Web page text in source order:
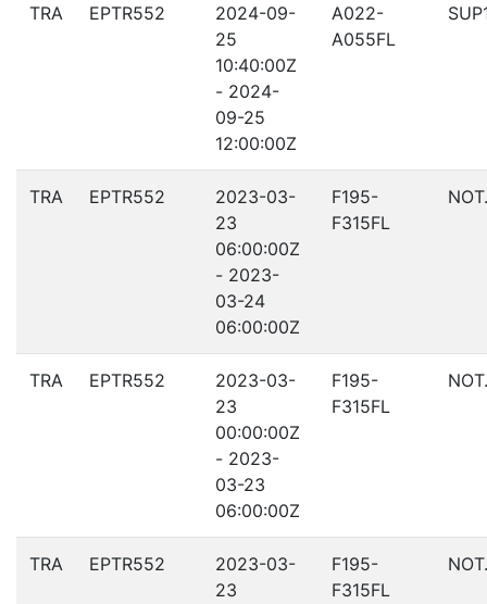
TRA EPTR552
2024-09-
25
10:40:00Z
- 2024-
09-25
12:00:00Z
A022-
A055FL
TRA EPTR552
2023-03-
23
06:00:00Z
- 2023-
03-24
06:00:00Z
F195-
F315FL
TRA EPTR552
2023-03-
23
00:00:00Z
- 2023-
03-23
06:00:00Z
F195-
F315FL
TRA EPTR552
2023-03-
23
F195-
F315FL